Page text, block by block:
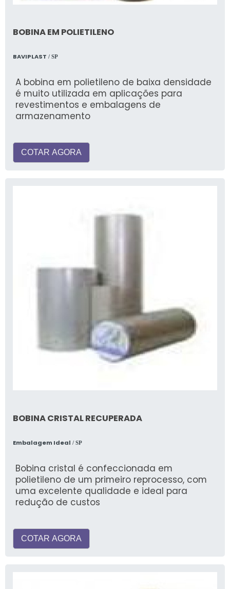
BOBINA EM POLIETILENO
BAVIPLAST / SP
A bobina em polietileno de baixa densidade
é muito utilizada em aplicações para
revestimentos e embalagens de
armazenamento
COTAR AGORA
BOBINA CRISTAL RECUPERADA
Embalagem Ideal / SP
Bobina cristal é confeccionada em
polietileno de um primeiro reprocesso, com
uma excelente qualidade e ideal para
redução de custos
COTAR AGORA